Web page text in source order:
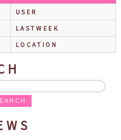
USER
LASTWEEK
LOCATION